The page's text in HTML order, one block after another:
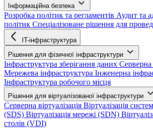
Інформаційна безпека
Розробка політик та регламентів Аудит та
політик Спеціалізоване рішення для
IT-інфраструктура
Рішення для фізичної інфраструктури
Інфраструктура зберігання даних Серверна
Мережева інфраструктура Інженерна
Інфраструктура робочого місця
Рішення для віртуалізованої інфраструктури
Серверна віртуалізація Віртуалізація
(SDS) Віртуалізація мережі (SDN)
столів (VDI)